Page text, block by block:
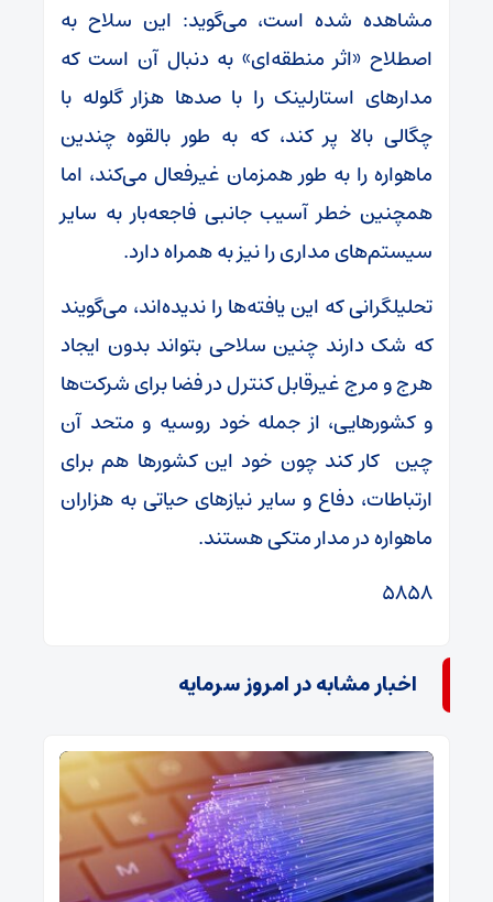
مشاهده شده است، می‌گوید: این سلاح به
اصطلاح «اثر منطقه‌ای» به دنبال آن است که
مدارهای استارلینک را با صدها هزار گلوله با
چگالی بالا پر کند، که به طور بالقوه چندین
ماهواره را به طور همزمان غیرفعال می‌کند، اما
همچنین خطر آسیب جانبی فاجعه‌بار به سایر
سیستم‌های مداری را نیز به همراه دارد.
تحلیلگرانی که این یافته‌ها را ندیده‌اند، می‌گویند
که شک دارند چنین سلاحی بتواند بدون ایجاد
هرج و مرج غیرقابل کنترل در فضا برای شرکت‌ها
و کشورهایی، از جمله خود روسیه و متحد آن
چین کار کند چون خود این کشورها هم برای
ارتباطات، دفاع و سایر نیازهای حیاتی به هزاران
ماهواره در مدار متکی هستند.
۵۸۵۸
اخبار مشابه در امروز سرمایه